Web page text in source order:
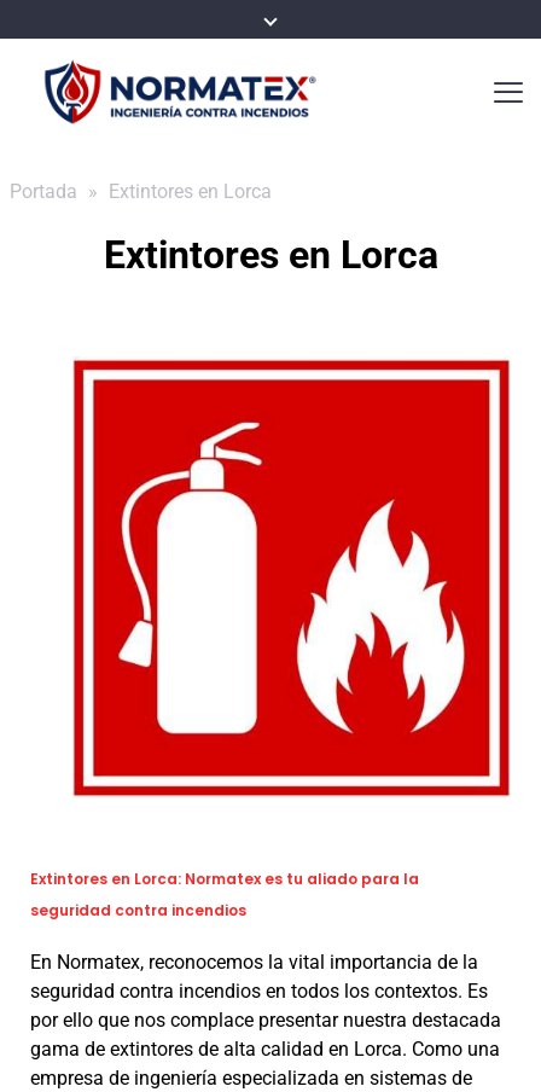
Portada » Extintores en Lorca
Extintores en Lorca
Extintores en Lorca: Normatex es tu aliado para la
seguridad contra incendios
En Normatex, reconocemos la vital importancia de la
seguridad contra incendios en todos los contextos. Es
por ello que nos complace presentar nuestra destacada
gama de extintores de alta calidad en Lorca. Como una
empresa de ingeniería especializada en sistemas de